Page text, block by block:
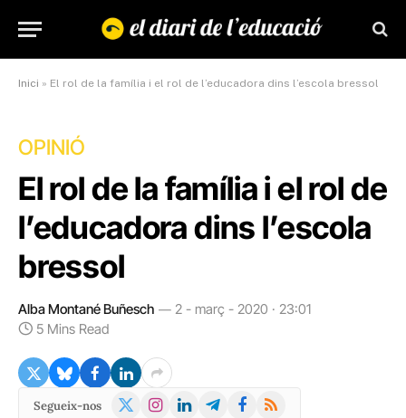
Inici » El rol de la família i el rol de l’educadora dins l’escola bressol
OPINIÓ
El rol de la família i el rol de
l’educadora dins l’escola
bressol
Alba Montané Buñesch
2 - març - 2020 · 23:01
5 Mins Read
Segueix-nos
X
Instagram
LinkedInTelegramFacebook
RSS